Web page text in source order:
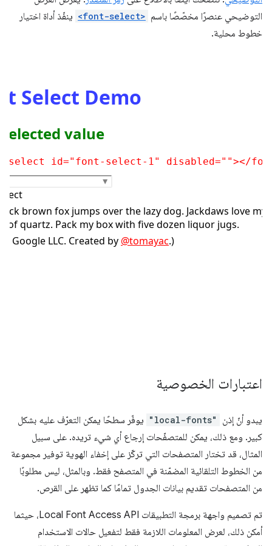
التوضيحي عنصرًا مخصّصًا باسم <font-select> ينفّذ أداة اختيار
خطوط محلية.
اعتبارات الخصوصية
يبدو أنّ إذن "local-fonts" يوفّر سطحًا يمكن التعرّف عليه بشكل
كبير. ومع ذلك، يمكن للمتصفّحات إرجاع أي شيء تريده. على سبيل
المثال، قد تختار المتصفحات التي تركّز على إخفاء الهوية توفير مجموعة
من الخطوط التلقائية المضمّنة في المتصفح فقط. وبالمثل، ليس مطلوبًا
من المتصفحات تقديم بيانات الجدول تمامًا كما تظهر على القرص.
تم تصميم واجهة برمجة التطبيقات Local Font Access API، حيثما
أمكن ذلك، لعرض المعلومات اللازمة فقط لتفعيل حالات الاستخدام